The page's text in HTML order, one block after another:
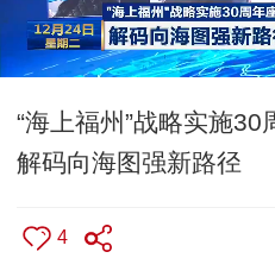
“海上福州”战略实施30
解码向海图强新路径
4